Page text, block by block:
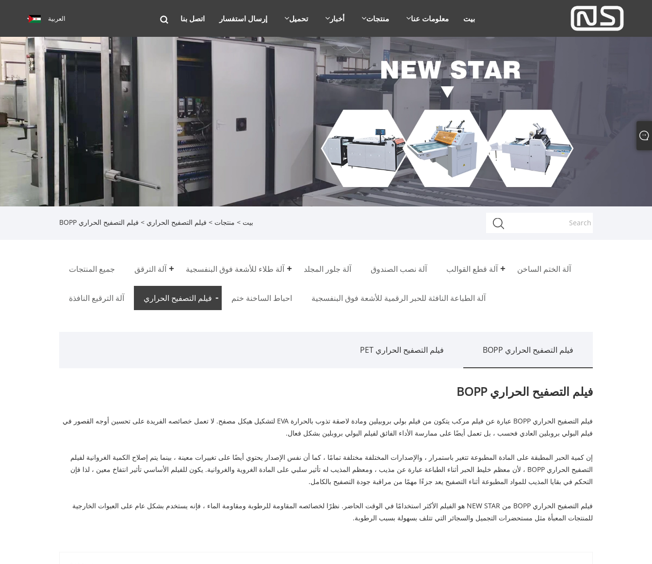
بيت معلومات عنا منتجات أخبار تحميل إرسال استفسار اتصل بنا العربية
بيت > منتجات > فيلم التصفيح الحراري > فيلم التصفيح الحراري BOPP
جميع المنتجات آلة الترقق آلة طلاء للأشعة فوق البنفسجية آلة جلور المجلد آلة نصب الصندوق آلة قطع القوالب آلة الختم الساخن
آلة الترقيع النافذة فيلم التصفيح الحراري احباط الساخنة ختم آلة الطباعة النافثة للحبر الرقمية للأشعة فوق البنفسجية
فيلم التصفيح الحراري BOPP فيلم التصفيح الحراري PET
فيلم التصفيح الحراري BOPP
فيلم التصفيح الحراري BOPP عبارة عن فيلم مركب يتكون من فيلم بولي بروبيلين ومادة لاصقة تذوب بالحرارة EVA لتشكيل هيكل مصفح. لا تعمل خصائصه الفريدة على تحسين أوجه القصور في
فيلم البولي بروبلين العادي فحسب ، بل تعمل أيضًا على ممارسة الأداء الفائق لفيلم البولي بروبلين بشكل فعال.
إن كمية الحبر المطبقة على المادة المطبوعة تتغير باستمرار ، والإصدارات المختلفة مختلفة تمامًا ، كما أن نفس الإصدار يحتوي أيضًا على تغييرات معينة ، بينما يتم إصلاح الكمية الغروانية لفيلم
التصفيح الحراري BOPP ، لأن معظم خليط الحبر أثناء الطباعة عبارة عن مذيب ، ومعظم المذيب له تأثير سلبي على المادة الغروية والغروانية. يكون للفيلم الأساسي تأثير انتفاخ معين ، لذا فإن
التحكم في بقايا المذيب للمواد المطبوعة أثناء التصفيح يعد جزءًا مهمًا من مراقبة جودة التصفيح بالكامل.
فيلم التصفيح الحراري BOPP من NEW STAR هو الفيلم الأكثر استخدامًا في الوقت الحاضر. نظرًا لخصائصه المقاومة للرطوبة ومقاومة الماء ، فإنه يستخدم بشكل عام على العبوات الخارجية
للمنتجات المعبأة مثل مستحضرات التجميل والسجائر التي تتلف بسهولة بسبب الرطوبة.